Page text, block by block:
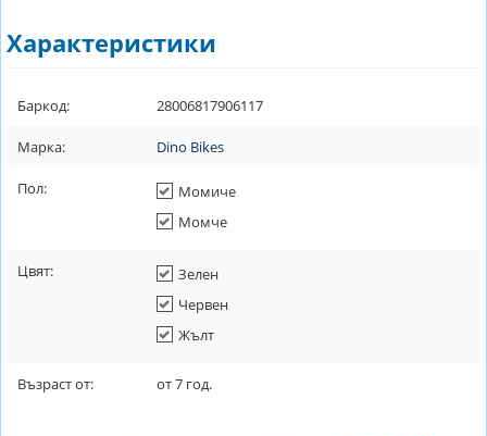
Характеристики
Баркод: 28006817906117
Марка: Dino Bikes
Пол:
Момиче
Момче
Цвят:
Зелен
Червен
Жълт
Възраст от: от7 год.